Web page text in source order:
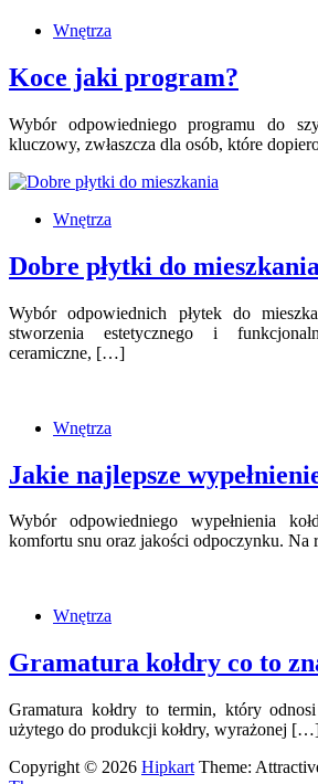
Wnętrza
Koce jaki program?
Wybór odpowiedniego programu do
kluczowy, zwłaszcza dla osób, które
Wnętrza
Dobre płytki do mieszkania
Wybór odpowiednich płytek do
stworzenia estetycznego i
ceramiczne, […]
Wnętrza
Jakie najlepsze
Wybór odpowiedniego wypełnienia
komfortu snu oraz jakości odpoczynku.
Wnętrza
Gramatura kołdry co to
Gramatura kołdry to termin, który
użytego do produkcji kołdry, wyrażonej
Copyright © 2026 Hipkart Theme: